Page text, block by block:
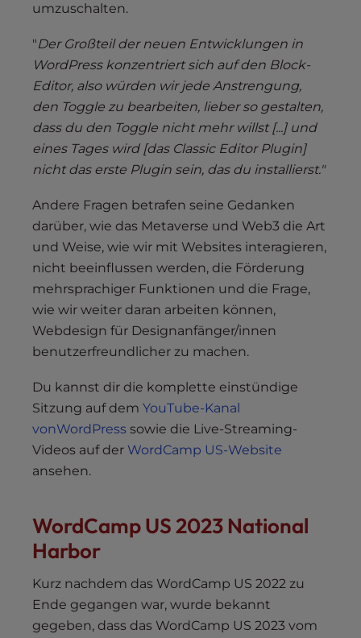
umzuschalten.
"Der Großteil der neuen Entwicklungen in
WordPress konzentriert sich auf den Block-
Editor, also würden wir jede Anstrengung,
den Toggle zu bearbeiten, lieber so gestalten,
dass du den Toggle nicht mehr willst [...] und
eines Tages wird [das Classic Editor Plugin]
nicht das erste Plugin sein, das du installierst."
Andere Fragen betrafen seine Gedanken
darüber, wie das Metaverse und Web3 die Art
und Weise, wie wir mit Websites interagieren,
nicht beeinflussen werden, die Förderung
mehrsprachiger Funktionen und die Frage,
wie wir weiter daran arbeiten können,
Webdesign für Designanfänger/innen
benutzerfreundlicher zu machen.
Du kannst dir die komplette einstündige
Sitzung auf dem YouTube-Kanal
vonWordPress sowie die Live-Streaming-
Videos auf der WordCamp US-Website
ansehen.
WordCamp US 2023 National
Harbor
Kurz nachdem das WordCamp US 2022 zu
Ende gegangen war, wurde bekannt
gegeben, dass das WordCamp US 2023 vom